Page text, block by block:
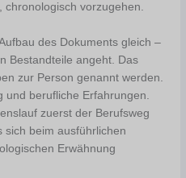
chronologisch vorzugehen.
des Dokuments gleich –
Bestandteile angeht. Das
zur Person genannt werden.
und berufliche Erfahrungen.
zuerst der Berufsweg
sich beim ausführlichen
Erwähnung